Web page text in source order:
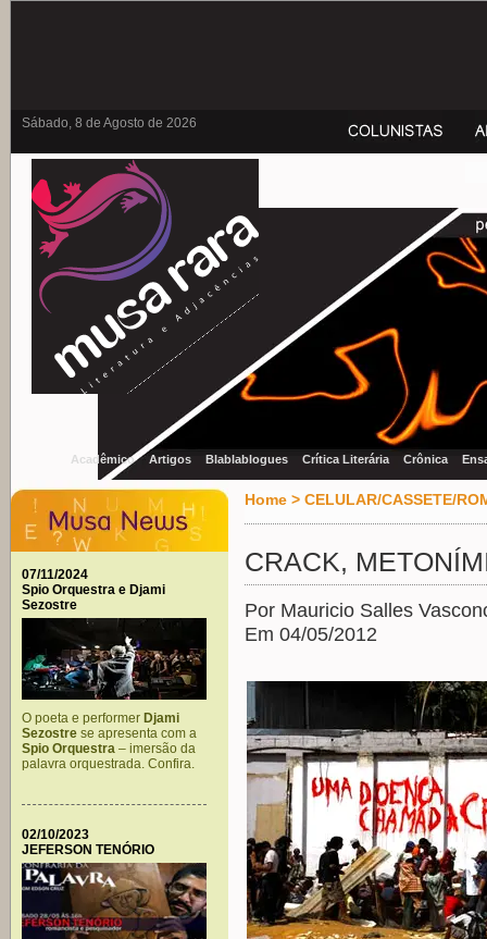
Sábado, 8 de Agosto de 2026
Acadêmico Artigos Blablablogues Crítica Literária Crônica
07/11/2024
Spio Orquestra e Djami
Sezostre
O poeta e performer Djami
Sezostre se apresenta com a
Spio Orquestra – imersão da
palavra orquestrada. Confira.
02/10/2023
JEFERSON TENÓRIO
Home > CELULAR/CASSETE/
CRACK,
Por Mauricio Salles
Em 04/05/2012